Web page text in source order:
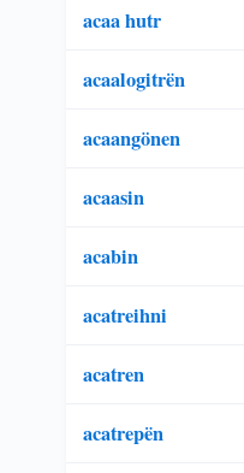
acaa hutr
acaalogitrën
acaangönen
acaasin
acabin
acatreihni
acatren
acatrepën